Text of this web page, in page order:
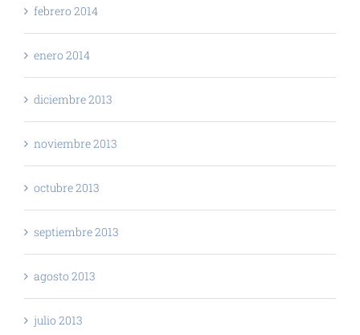
febrero 2014
enero 2014
diciembre 2013
noviembre 2013
octubre 2013
septiembre 2013
agosto 2013
julio 2013